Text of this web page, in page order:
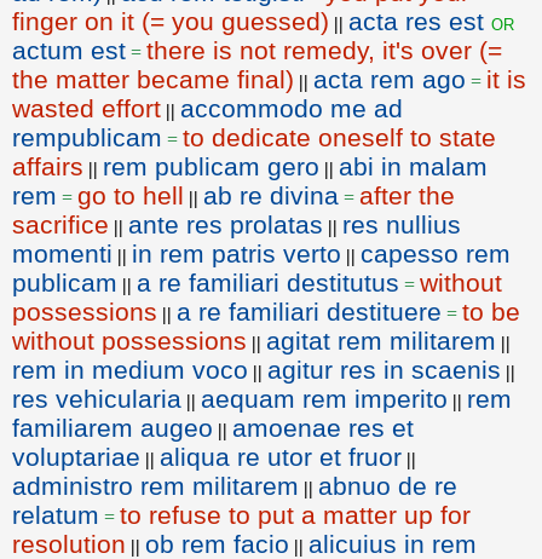
finger on it (= you guessed) || acta res est or
actum est = there is not remedy, it's over (=
the matter became final) || acta rem ago = it is
wasted effort || accommodo me ad
rempublicam = to dedicate oneself to state
affairs || rem publicam gero || abi in malam
rem = go to hell || ab re divina = after the
sacrifice || ante res prolatas || res nullius
momenti || in rem patris verto || capesso rem
publicam || a re familiari destitutus = without
possessions || a re familiari destituere = to be
without possessions || agitat rem militarem ||
rem in medium voco || agitur res in scaenis ||
res vehicularia || aequam rem imperito || rem
familiarem augeo || amoenae res et
voluptariae || aliqua re utor et fruor ||
administro rem militarem || abnuo de re
relatum = to refuse to put a matter up for
resolution || ob rem facio || alicuius in rem